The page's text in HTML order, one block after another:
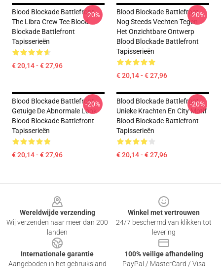
Blood Blockade Battlefront
The Libra Crew Tee Blood
Blockade Battlefront
Tapisserieën
€ 20,14 - € 27,96
-20%
Blood Blockade Battlefront
Nog Steeds Vechten Tegen
Het Onzichtbare Ontwerp
Blood Blockade Battlefront
Tapisserieën
€ 20,14 - € 27,96
-20%
Blood Blockade Battlefront
Getuige De Abnormale Look
Blood Blockade Battlefront
Tapisserieën
€ 20,14 - € 27,96
-20%
Blood Blockade Battlefront
Unieke Krachten En City Motif
Blood Blockade Battlefront
Tapisserieën
€ 20,14 - € 27,96
-20%
Wereldwijde verzending
Wij verzenden naar meer dan 200
landen
Winkel met vertrouwen
24/7 beschermd van klikken tot
levering
Internationale garantie
Aangeboden in het gebruiksland
100% veilige afhandeling
PayPal / MasterCard / Visa